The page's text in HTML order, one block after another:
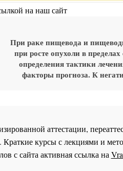
на наш сайт
При раке пищевода и
при росте опухоли в
определения тактики
факторы прогноза. К
аттестации,
курсы с лекциями и
с сайта активная ссылка на